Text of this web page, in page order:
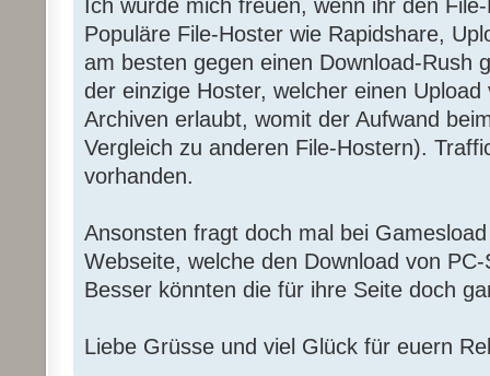
Ich würde mich freuen, wenn ihr den
Populäre File-Hoster wie Rapidshare,
am besten gegen einen Download-Rush
der einzige Hoster, welcher einen
Archiven erlaubt, womit der Aufwand
Vergleich zu anderen File-Hostern).
vorhanden.
Ansonsten fragt doch mal bei
Webseite, welche den Download von
Besser könnten die für ihre Seite doch
Liebe Grüsse und viel Glück für euern